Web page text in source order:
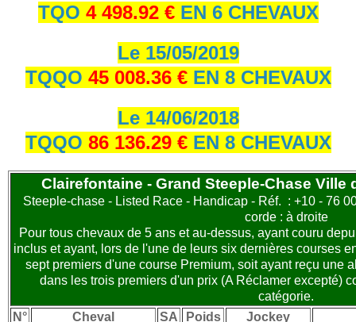
TQO 4 498.92 €EN 6 CHEVAUX
Le 15/05/2019
TQQO 45 008.36 €EN 8 CHEVAUX
Le 14/06/2018
TQQO 86 136.29 €EN 8 CHEVAUX
Clairefontaine - Grand Steeple-Chase Ville
Steeple-chase - Listed Race - Handicap - Réf. : +10 - 76
corde : à droite
Pour tous chevaux de 5 ans et au-dessus, ayant couru
inclus et ayant, lors de l'une de leurs six dernières courses
sept premiers d'une course Premium, soit ayant reçu une
dans les trois premiers d'un prix (A Réclamer excepté)
catégorie.
N°
Cheval SA Poids
Jockey